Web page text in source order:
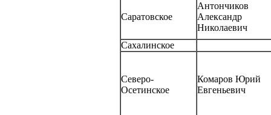
Саратовское
Антончиков
Александр
Николаевич
Сахалинское
Северо-
Осетинское
Комаров Юрий
Евгеньевич